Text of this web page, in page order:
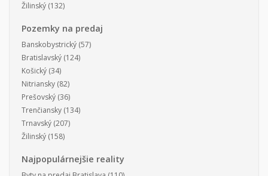
Žilinský (132)
Pozemky na predaj
Banskobystrický (57)
Bratislavský (124)
Košický (34)
Nitriansky (82)
Prešovský (36)
Trenčiansky (134)
Trnavský (207)
Žilinský (158)
Najpopulárnejšie reality